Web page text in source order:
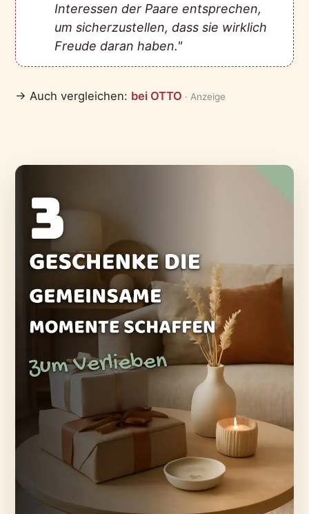
Interessen der Paare entsprechen,
um sicherzustellen, dass sie wirklich
Freude daran haben."
→ Auch vergleichen: bei OTTO · Anzeige